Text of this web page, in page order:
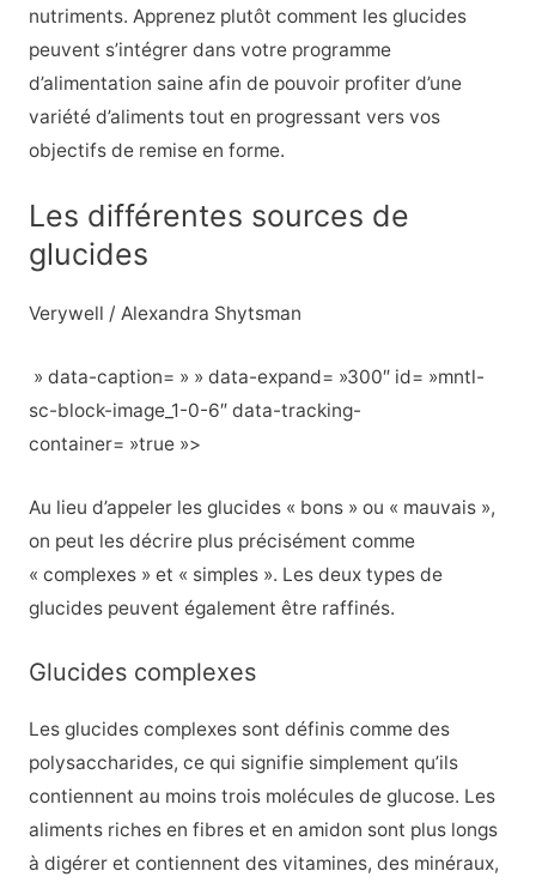
nutriments. Apprenez plutôt comment les glucides
peuvent s’intégrer dans votre programme
d’alimentation saine afin de pouvoir profiter d’une
variété d’aliments tout en progressant vers vos
objectifs de remise en forme.
Les différentes sources de
glucides
Verywell / Alexandra Shytsman
» data-caption= » » data-expand= »300″ id= »mntl-
sc-block-image_1-0-6″ data-tracking-
container= »true »>
Au lieu d’appeler les glucides « bons » ou « mauvais »,
on peut les décrire plus précisément comme
« complexes » et « simples ». Les deux types de
glucides peuvent également être raffinés.
Glucides complexes
Les glucides complexes sont définis comme des
polysaccharides, ce qui signifie simplement qu’ils
contiennent au moins trois molécules de glucose. Les
aliments riches en fibres et en amidon sont plus longs
à digérer et contiennent des vitamines, des minéraux,